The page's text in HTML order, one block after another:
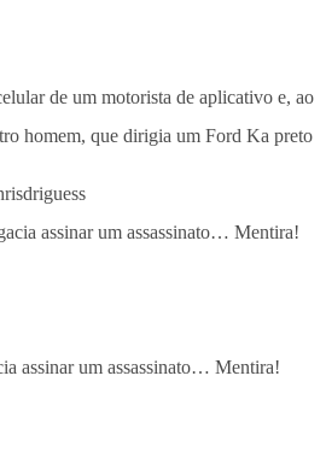
de um motorista de aplicativo e, ao
homem, que dirigia um Ford Ka preto
assinar um assassinato… Mentira!